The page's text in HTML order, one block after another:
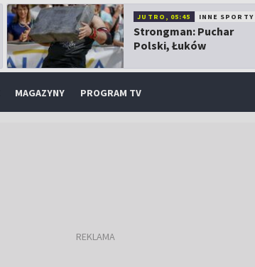
JUTRO, 05:45 INNE SPORTY
Strongman: Puchar
Polski, Łuków
MAGAZYNY PROGRAM TV